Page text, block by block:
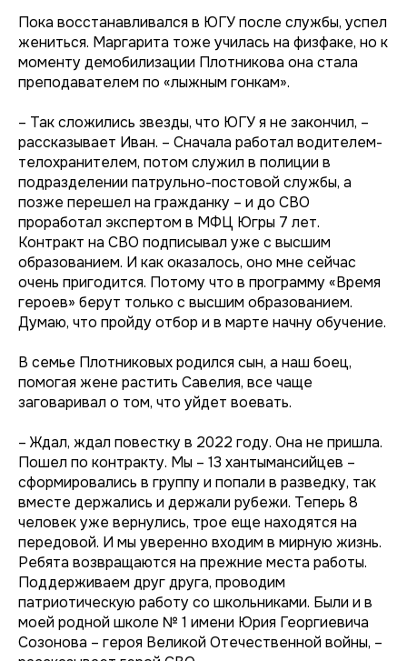
Пока восстанавливался в ЮГУ после службы, успел
жениться. Маргарита тоже училась на физфаке, но к
моменту демобилизации Плотникова она стала
преподавателем по «лыжным гонкам».
– Так сложились звезды, что ЮГУ я не закончил, –
рассказывает Иван. – Сначала работал водителем-
телохранителем, потом служил в полиции в
подразделении патрульно-постовой службы, а
позже перешел на гражданку – и до СВО
проработал экспертом в МФЦ Югры 7 лет.
Контракт на СВО подписывал уже с высшим
образованием. И как оказалось, оно мне сейчас
очень пригодится. Потому что в программу «Время
героев» берут только с высшим образованием.
Думаю, что пройду отбор и в марте начну обучение.
В семье Плотниковых родился сын, а наш боец,
помогая жене растить Савелия, все чаще
заговаривал о том, что уйдет воевать.
– Ждал, ждал повестку в 2022 году. Она не пришла.
Пошел по контракту. Мы – 13 хантымансийцев –
сформировались в группу и попали в разведку, так
вместе держались и держали рубежи. Теперь 8
человек уже вернулись, трое еще находятся на
передовой. И мы уверенно входим в мирную жизнь.
Ребята возвращаются на прежние места работы.
Поддерживаем друг друга, проводим
патриотическую работу со школьниками. Были и в
моей родной школе № 1 имени Юрия Георгиевича
Созонова – героя Великой Отечественной войны, –